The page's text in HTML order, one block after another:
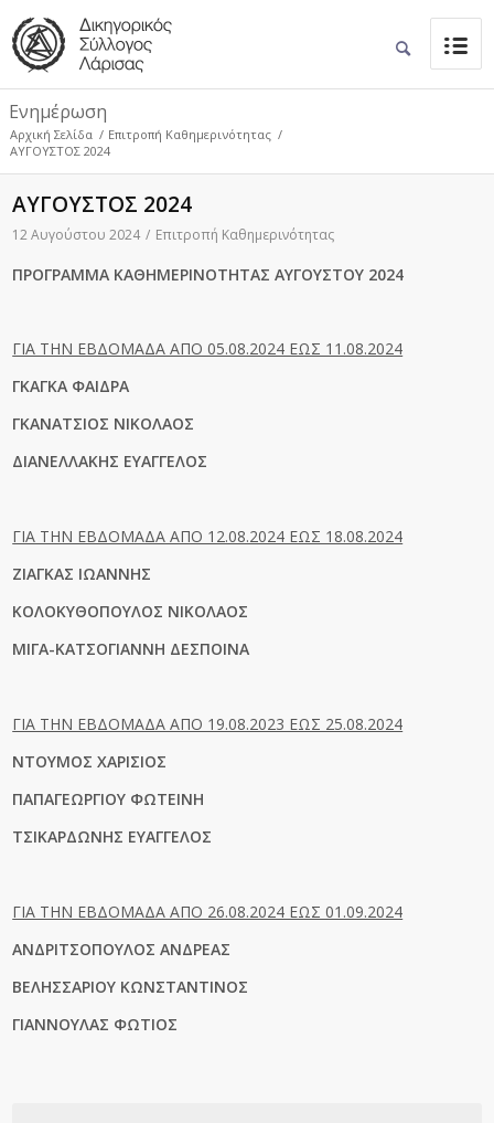
Ενημέρωση
Αρχική Σελίδα / Επιτροπή Καθημερινότητας /
ΑΥΓΟΥΣΤΟΣ 2024
ΑΥΓΟΥΣΤΟΣ 2024
12 Αυγούστου 2024 / Επιτροπή Καθημερινότητας
ΠΡΟΓΡΑΜΜΑ ΚΑΘΗΜΕΡΙΝΟΤΗΤΑΣ ΑΥΓΟΥΣΤΟΥ 2024
ΓΙΑ ΤΗΝ ΕΒΔΟΜΑΔΑ ΑΠΟ 05.08.2024 ΕΩΣ 11.08.2024
ΓΚΑΓΚΑ ΦΑΙΔΡΑ
ΓΚΑΝΑΤΣΙΟΣ ΝΙΚΟΛΑΟΣ
ΔΙΑΝΕΛΛΑΚΗΣ ΕΥΑΓΓΕΛΟΣ
ΓΙΑ ΤΗΝ ΕΒΔΟΜΑΔΑ ΑΠΟ 12.08.2024 ΕΩΣ 18.08.2024
ΖΙΑΓΚΑΣ ΙΩΑΝΝΗΣ
ΚΟΛΟΚΥΘΟΠΟΥΛΟΣ ΝΙΚΟΛΑΟΣ
ΜΙΓΑ-ΚΑΤΣΟΓΙΑΝΝΗ ΔΕΣΠΟΙΝΑ
ΓΙΑ ΤΗΝ ΕΒΔΟΜΑΔΑ ΑΠΟ 19.08.2023 ΕΩΣ 25.08.2024
ΝΤΟΥΜΟΣ ΧΑΡΙΣΙΟΣ
ΠΑΠΑΓΕΩΡΓΙΟΥ ΦΩΤΕΙΝΗ
ΤΣΙΚΑΡΔΩΝΗΣ ΕΥΑΓΓΕΛΟΣ
ΓΙΑ ΤΗΝ ΕΒΔΟΜΑΔΑ ΑΠΟ 26.08.2024 ΕΩΣ 01.09.2024
ΑΝΔΡΙΤΣΟΠΟΥΛΟΣ ΑΝΔΡΕΑΣ
ΒΕΛΗΣΣΑΡΙΟΥ ΚΩΝΣΤΑΝΤΙΝΟΣ
ΓΙΑΝΝΟΥΛΑΣ ΦΩΤΙΟΣ